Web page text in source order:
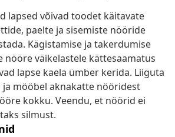
lapsed võivad toodet käitavate
paelte ja sisemiste nööride
Kägistamise ja takerdumise
nööre väikelastele kättesaamatus
lapse kaela ümber kerida. Liiguta
mööbel aknakatte nööridest
kokku. Veendu, et nöörid ei
silmust.